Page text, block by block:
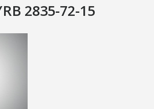
2835-72-15